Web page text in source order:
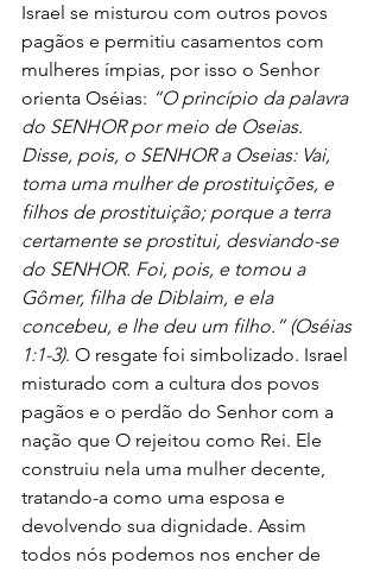
Israel se misturou com outros povos
pagãos e permitiu casamentos com
mulheres ímpias, por isso o Senhor
orienta Oséias: “O princípio da palavra
do SENHOR por meio de Oseias.
Disse, pois, o SENHOR a Oseias: Vai,
toma uma mulher de prostituições, e
filhos de prostituição; porque a terra
certamente se prostitui, desviando-se
do SENHOR. Foi, pois, e tomou a
Gômer, filha de Diblaim, e ela
concebeu, e lhe deu um filho.” (Oséias
1:1-3). O resgate foi simbolizado. Israel
misturado com a cultura dos povos
pagãos e o perdão do Senhor com a
nação que O rejeitou como Rei. Ele
construiu nela uma mulher decente,
tratando-a como uma esposa e
devolvendo sua dignidade. Assim
todos nós podemos nos encher de